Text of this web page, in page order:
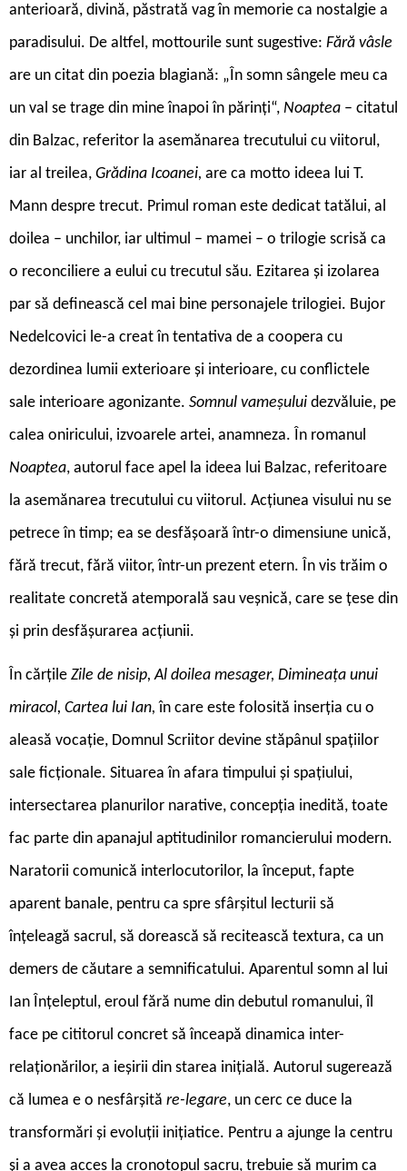
anterioară, divină, păstrată vag în memorie ca nostalgie a
paradisului. De altfel, mottourile sunt sugestive: Fără vâsle
are un citat din poezia blagiană: „În somn sângele meu ca
un val se trage din mine înapoi în părinți“, Noaptea – citatul
din Balzac, referitor la asemănarea trecutului cu viitorul,
iar al treilea, Grădina Icoanei, are ca motto ideea lui T.
Mann despre trecut. Primul roman este dedicat tatălui, al
doilea – unchilor, iar ultimul – mamei – o trilogie scrisă ca
o reconciliere a eului cu trecutul său. Ezitarea și izolarea
par să definească cel mai bine personajele trilogiei. Bujor
Nedelcovici le-a creat în tentativa de a coopera cu
dezordinea lumii exterioare și interioare, cu conflictele
sale interioare agonizante. Somnul vameșului dezvăluie, pe
calea oniricului, izvoarele artei, anamneza. În romanul
Noaptea, autorul face apel la ideea lui Balzac, referitoare
la asemănarea trecutului cu viitorul. Acțiunea visului nu se
petrece în timp; ea se desfășoară într-o dimensiune unică,
fără trecut, fără viitor, într-un prezent etern. În vis trăim o
realitate concretă atemporală sau veșnică, care se țese din
și prin desfășurarea acțiunii.
În cărțile Zile de nisip, Al doilea mesager, Dimineața unui
miracol, Cartea lui Ian,în care este folosită inserția cu o
aleasă vocație, Domnul Scriitor devine stăpânul spațiilor
sale ficționale. Situarea în afara timpului și spațiului,
intersectarea planurilor narative, concepția inedită, toate
fac parte din apanajul aptitudinilor romancierului modern.
Naratorii comunică interlocutorilor, la început, fapte
aparent banale, pentru ca spre sfârșitul lecturii să
înțeleagă sacrul, să dorească să recitească textura, ca un
demers de căutare a semnificatului. Aparentul somn al lui
Ian Înțeleptul, eroul fără nume din debutul romanului, îl
face pe cititorul concret să înceapă dinamica inter-
relaționărilor, a ieșirii din starea inițială. Autorul sugerează
că lumea e o nesfârșită re-legare, un cerc ce duce la
transformări și evoluții inițiatice. Pentru a ajunge la centru
și a avea acces la cronotopul sacru, trebuie să murim ca